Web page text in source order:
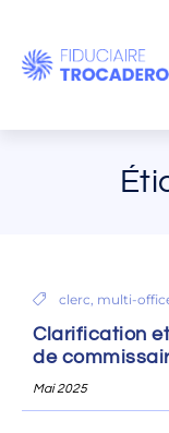
clerc, multi-
Clarification
de
Mai 2025